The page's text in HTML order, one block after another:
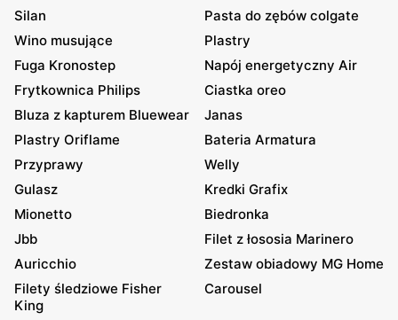
Silan
Pasta do zębów colgate
Wino musujące
Plastry
Fuga Kronostep
Napój energetyczny Air
Frytkownica Philips
Ciastka oreo
Bluza z kapturem Bluewear
Janas
Plastry Oriflame
Bateria Armatura
Przyprawy
Welly
Gulasz
Kredki Grafix
Mionetto
Biedronka
Jbb
Filet z łososia Marinero
Auricchio
Zestaw obiadowy MG Home
Filety śledziowe Fisher
King
Carousel